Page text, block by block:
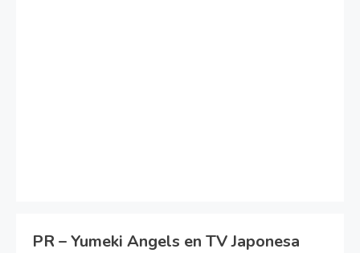
PR – Yumeki Angels en TV Japonesa